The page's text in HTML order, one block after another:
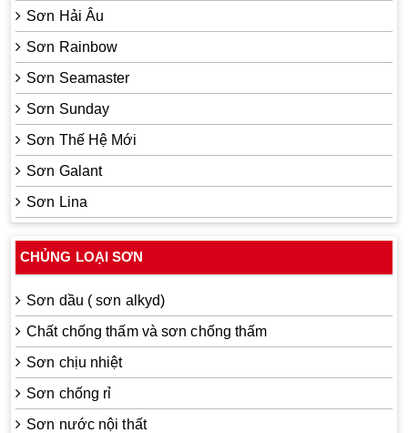
Sơn Hải Âu
Sơn Rainbow
Sơn Seamaster
Sơn Sunday
Sơn Thế Hệ Mới
Sơn Galant
Sơn Lina
CHỦNG LOẠI SƠN
Sơn dầu ( sơn alkyd)
Chất chống thấm và sơn chống thấm
Sơn chịu nhiệt
Sơn chống rỉ
Sơn nước nội thất